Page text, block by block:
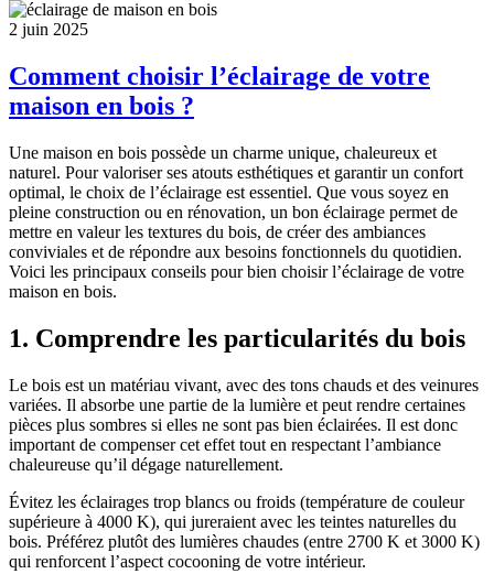
2 juin 2025
Comment choisir l’éclairage de votre
maison en bois ?
Une maison en bois possède un charme unique, chaleureux et
naturel. Pour valoriser ses atouts esthétiques et garantir un confort
optimal, le choix de l’éclairage est essentiel. Que vous soyez en
pleine construction ou en rénovation, un bon éclairage permet de
mettre en valeur les textures du bois, de créer des ambiances
conviviales et de répondre aux besoins fonctionnels du quotidien.
Voici les principaux conseils pour bien choisir l’éclairage de votre
maison en bois.
1. Comprendre les particularités du bois
Le bois est un matériau vivant, avec des tons chauds et des veinures
variées. Il absorbe une partie de la lumière et peut rendre certaines
pièces plus sombres si elles ne sont pas bien éclairées. Il est donc
important de compenser cet effet tout en respectant l’ambiance
chaleureuse qu’il dégage naturellement.
Évitez les éclairages trop blancs ou froids (température de couleur
supérieure à 4000 K), qui jureraient avec les teintes naturelles du
bois. Préférez plutôt des lumières chaudes (entre 2700 K et 3000 K)
qui renforcent l’aspect cocooning de votre intérieur.